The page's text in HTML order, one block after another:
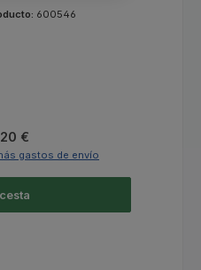
600546
normal:
€
gastos de envío